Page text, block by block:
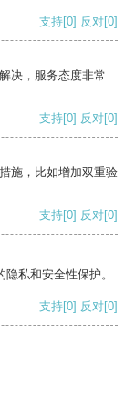
支持[0] 反对[0]
决，服务态度非常
支持[0] 反对[0]
施，比如增加双重验
支持[0] 反对[0]
私和安全性保护。
支持[0] 反对[0]